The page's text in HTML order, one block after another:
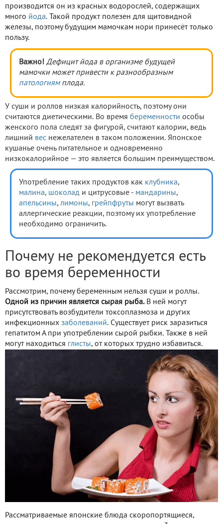
производится он из красных водорослей, содержащих
много йода. Такой продукт полезен для щитовидной
железы, поэтому будущим мамочкам нори принесёт только
пользу.
Важно! Дефицит йода в организме будущей
мамочки может привести к разнообразным
патологиямплода.
У суши и роллов низкая калорийность, поэтому они
считаются диетическими. Во время беременности особы
женского пола следят за фигурой, считают калории, ведь
лишний вес нежелателен в таком положении. Японское
кушанье очень питательное и одновременно
низкокалорийное — это является большим преимуществом.
Употребление таких продуктов как клубника,
малина, шоколад и цитрусовые - мандарины,
апельсины, лимоны, грейпфруты могут вызвать
аллергические реакции, поэтому их употребление
необходимо ограничить.
Почему не рекомендуется есть
во время беременности
Рассмотрим, почему беременным нельзя суши и роллы.
Одной из причин является сырая рыба.В ней могут
присутствовать возбудители токсоплазмоза и других
инфекционных заболеваний. Существует риск заразиться
гепатитом А при употреблении сырой рыбки. Также в ней
могут находиться глисты, от которых трудно избавиться.
Рассматриваемые японские блюда скоропортящиеся,